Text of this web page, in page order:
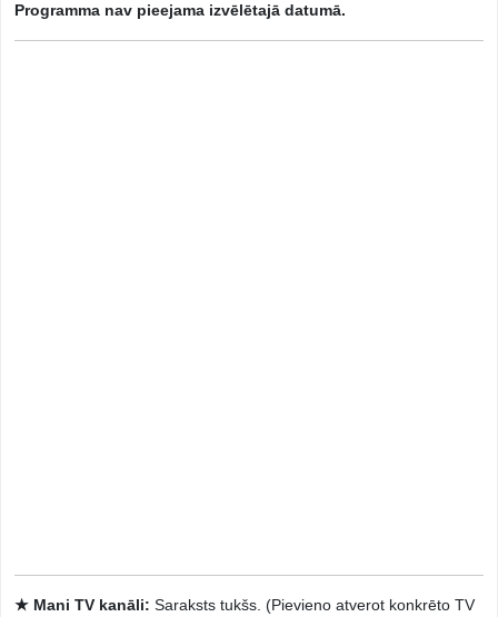
Programma nav pieejama izvēlētajā datumā.
★ Mani TV kanāli: Saraksts tukšs. (Pievieno atverot konkrēto TV